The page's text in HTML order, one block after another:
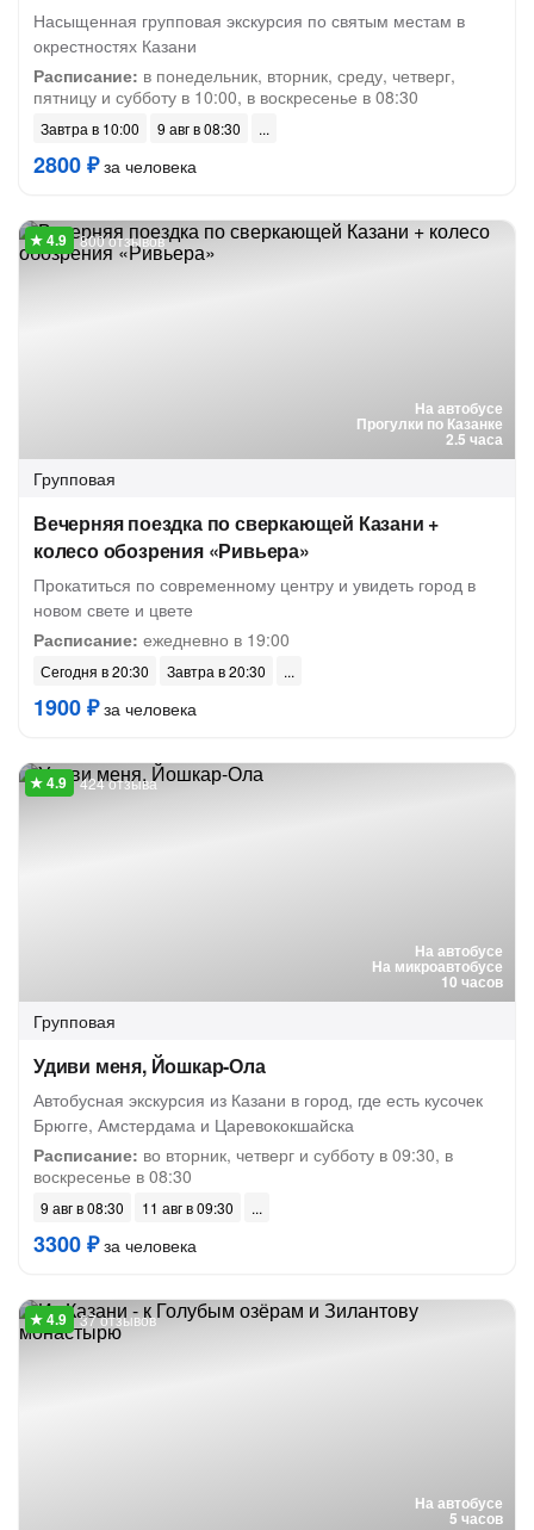
Насыщенная групповая экскурсия по святым местам в
окрестностях Казани
Расписание: в понедельник, вторник, среду, четверг,
пятницу и субботу в 10:00, в воскресенье в 08:30
Завтра в 10:00 9 авг в 08:30
2800 ₽за человека
На автобусе
Прогулки по Казанке
2.5 часа
800 отзывов
Групповая
Вечерняя поездка по сверкающей Казани +
колесо обозрения «Ривьера»
Прокатиться по современному центру и увидеть город в
новом свете и цвете
Расписание: ежедневно в 19:00
Сегодня в 20:30 Завтра в 20:30
1900 ₽за человека
На автобусе
На микроавтобусе
10 часов
424 отзыва
Групповая
Удиви меня, Йошкар-Ола
Автобусная экскурсия из Казани в город, где есть кусочек
Брюгге, Амстердама и Царевококшайска
Расписание: во вторник, четверг и субботу в 09:30, в
воскресенье в 08:30
9 авг в 08:30 11 авг в 09:30
3300 ₽за человека
На автобусе
5 часов
37 отзывов